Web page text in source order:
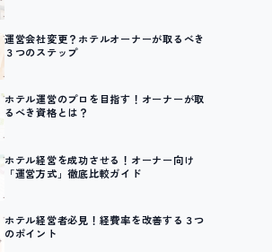
運営会社変更？ホテルオーナーが取るべき
３つのステップ
ホテル運営のプロを目指す！オーナーが取
るべき資格とは？
ホテル経営を成功させる！オーナー向け
「運営方式」徹底比較ガイド
ホテル経営者必見！経費率を改善する３つ
のポイント